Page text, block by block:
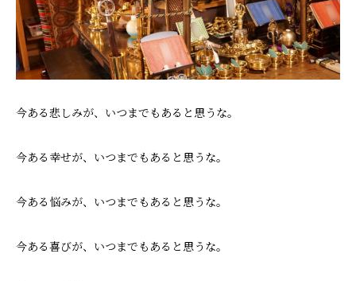
今ある悲しみが、いつまでもあると思うな。
今ある幸せが、いつまでもあると思うな。
今ある悩みが、いつまでもあると思うな。
今ある喜びが、いつまでもあると思うな。